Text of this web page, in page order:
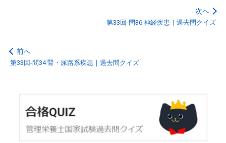
次へ
第33回-問36 神経疾患｜過去問クイズ
前へ
第33回-問34 腎・尿路系疾患｜過去問クイズ